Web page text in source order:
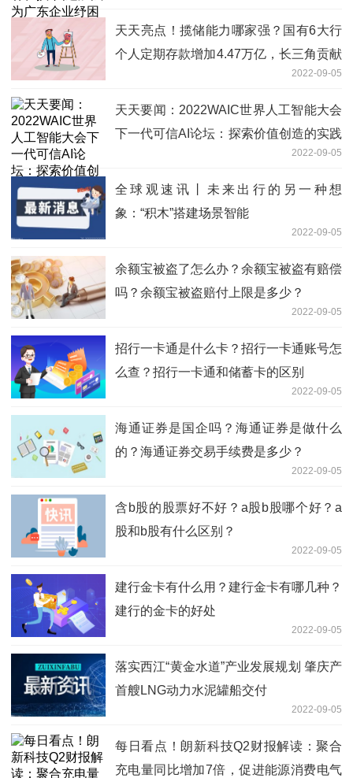
天天亮点！揽储能力哪家强？国有6大行
个人定期存款增加4.47万亿，长三角贡献
2022-09-05
天天要闻：2022WAIC世界人工智能大会
下一代可信AI论坛：探索价值创造的实践
2022-09-05
全球观速讯丨未来出行的另一种想
象：“积木”搭建场景智能
2022-09-05
余额宝被盗了怎么办？余额宝被盗有赔偿
吗？余额宝被盗赔付上限是多少？
2022-09-05
招行一卡通是什么卡？招行一卡通账号怎
么查？招行一卡通和储蓄卡的区别
2022-09-05
海通证券是国企吗？海通证券是做什么
的？海通证券交易手续费是多少？
2022-09-05
含b股的股票好不好？a股b股哪个好？a
股和b股有什么区别？
2022-09-05
建行金卡有什么用？建行金卡有哪几种？
建行的金卡的好处
2022-09-05
落实西江“黄金水道”产业发展规划 肇庆产
首艘LNG动力水泥罐船交付
2022-09-05
每日看点！朗新科技Q2财报解读：聚合
充电量同比增加7倍，促进能源消费电气